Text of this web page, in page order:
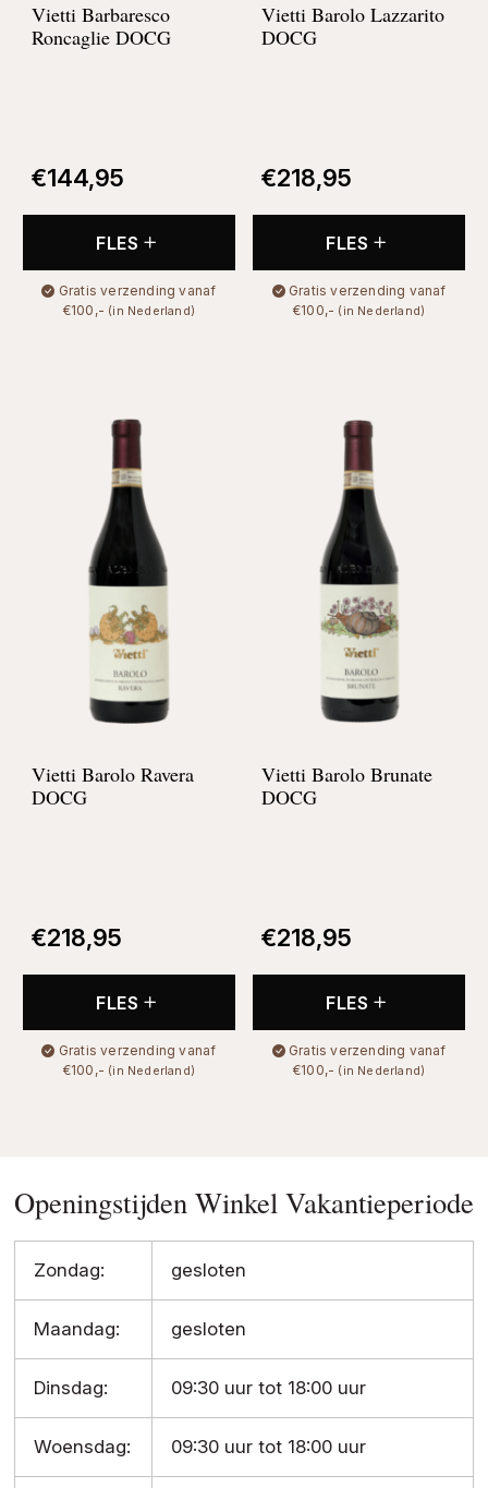
Vietti Barbaresco
Roncaglie DOCG
€144,95
FLES
Gratis verzending vanaf
€100,- (in Nederland)
Vietti Barolo Lazzarito
DOCG
€218,95
FLES
Gratis verzending vanaf
€100,- (in Nederland)
Vietti Barolo Ravera
DOCG
€218,95
FLES
Gratis verzending vanaf
€100,- (in Nederland)
Vietti Barolo Brunate
DOCG
€218,95
FLES
Gratis verzending vanaf
€100,- (in Nederland)
Openingstijden Winkel Vakantieperiode
Zondag: gesloten
Maandag: gesloten
Dinsdag: 09:30 uur tot 18:00 uur
Woensdag: 09:30 uur tot 18:00 uur